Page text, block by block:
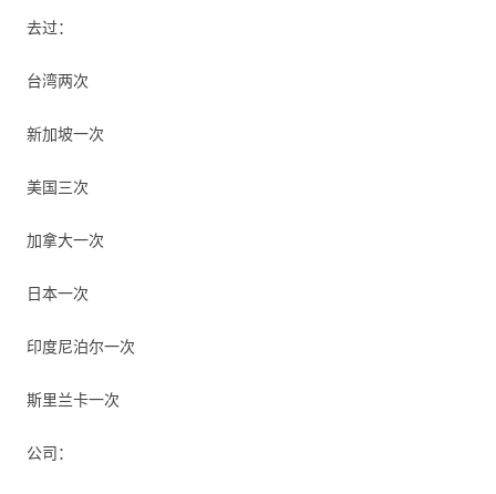
去过：
台湾两次
新加坡一次
美国三次
加拿大一次
日本一次
印度尼泊尔一次
斯里兰卡一次
公司：